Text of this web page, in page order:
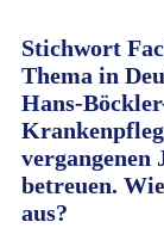
Stichwort
Thema in
Hans-
vergangenen
betreuen.
aus?